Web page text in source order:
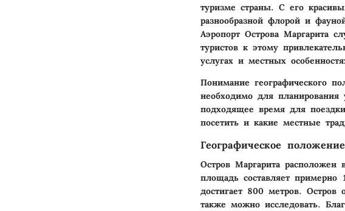
туризме страны. С его
разнообразной флорой и
Аэропорт Острова Маргарита
туристов к этому
услугах и местных
Понимание географического
необходимо для
подходящее время для
посетить и какие местные
Географическое положение
Остров Маргарита
площадь составляет примерно
достигает 800 метров.
также можно исследовать.